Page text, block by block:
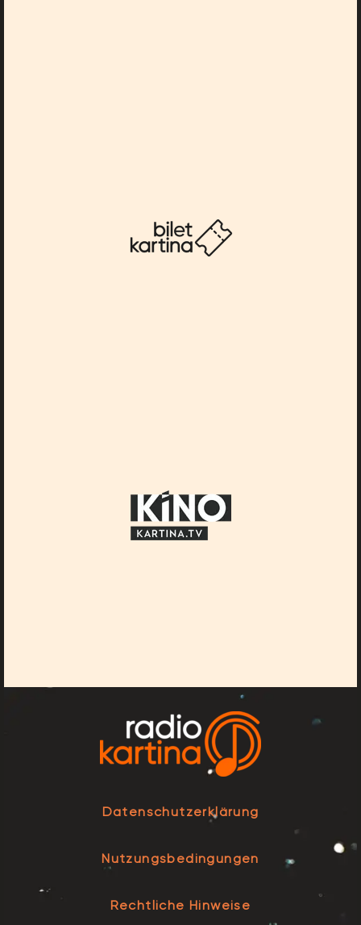
Datenschutzerklärung
Nutzungsbedingungen
Rechtliche Hinweise